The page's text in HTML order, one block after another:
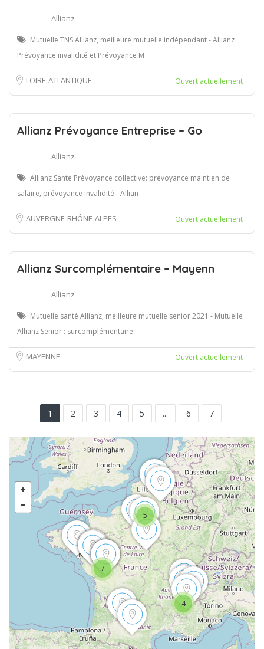
Allianz
Mutuelle TNS Allianz, meilleure mutuelle indépendant - Allianz
Prévoyance invalidité et Prévoyance M
LOIRE-ATLANTIQUE Ouvert actuellement
Allianz Prévoyance Entreprise – Go
Allianz
Allianz Santé Prévoyance collective: prévoyance maintien de
salaire, prévoyance invalidité - Allian
AUVERGNE-RHÔNE-ALPES Ouvert actuellement
Allianz Surcomplémentaire – Mayenn
Allianz
Mutuelle santé Allianz, meilleure mutuelle senior 2021 - Mutuelle
Allianz Senior : surcomplémentaire
MAYENNE Ouvert actuellement
1 2 3 4 5 ... 6 7
4
5
7